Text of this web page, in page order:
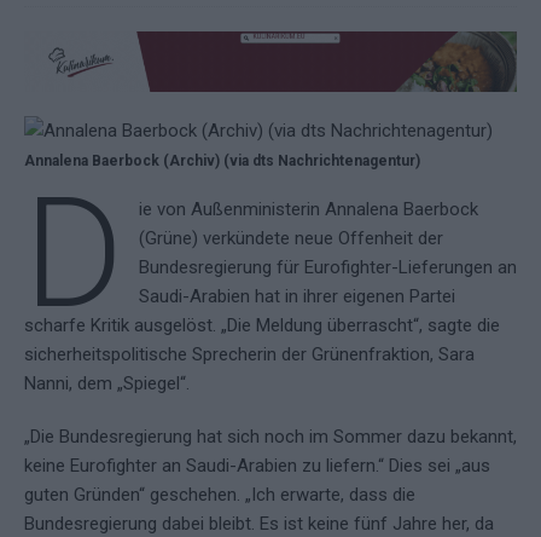
Annalena Baerbock (Archiv) (via dts Nachrichtenagentur)
D
ie von Außenministerin Annalena Baerbock
(Grüne) verkündete neue Offenheit der
Bundesregierung für Eurofighter-Lieferungen an
Saudi-Arabien hat in ihrer eigenen Partei
scharfe Kritik ausgelöst. „Die Meldung überrascht“, sagte die
sicherheitspolitische Sprecherin der Grünenfraktion, Sara
Nanni, dem „Spiegel“.
„Die Bundesregierung hat sich noch im Sommer dazu bekannt,
keine Eurofighter an Saudi-Arabien zu liefern.“ Dies sei „aus
guten Gründen“ geschehen. „Ich erwarte, dass die
Bundesregierung dabei bleibt. Es ist keine fünf Jahre her, da